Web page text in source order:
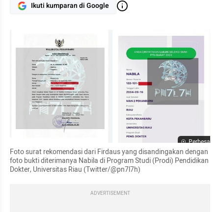
Ikuti kumparan di Google
Perbesar
Foto surat rekomendasi dari Firdaus yang disandingakan dengan
foto bukti diterimanya Nabila di Program Studi (Prodi) Pendidikan
Dokter, Universitas Riau (Twitter/@pn7l7h)
ADVERTISEMENT